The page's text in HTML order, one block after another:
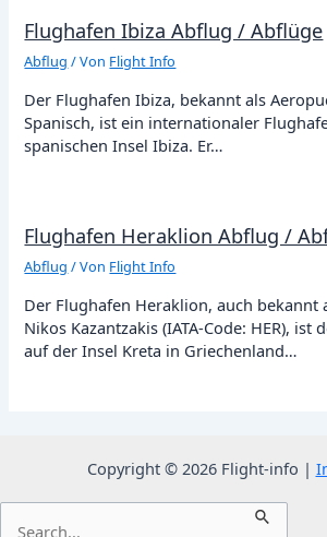
Flughafen Ibiza Abflug / Abflüge
Abflug / Von Flight Info
Der Flughafen Ibiza, bekannt als
Spanisch, ist ein internationaler
spanischen Insel Ibiza. Er…
Flughafen Heraklion Abflug /
Abflug / Von Flight Info
Der Flughafen Heraklion, auch bekannt
Nikos Kazantzakis (IATA-Code: HER),
auf der Insel Kreta in Griechenland…
Copyright © 2026 Flight-info |